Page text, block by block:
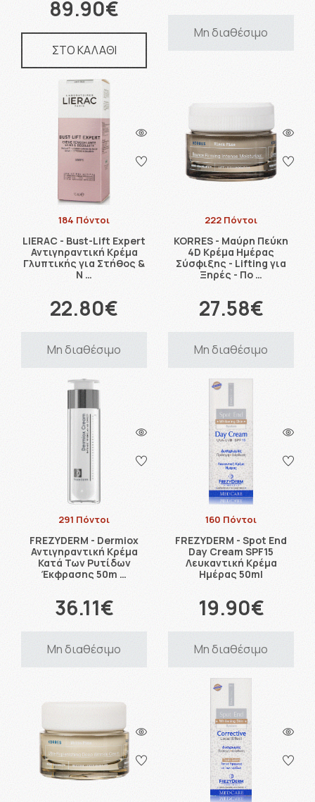
89.90€
ΣΤΟ ΚΑΛΑΘΙ
Μη διαθέσιμο
184 Πόντοι
LIERAC - Bust-Lift Expert
Αντιγηραντική Κρέμα
Γλυπτικής για Στήθος &
Ν …
22.80€
Μη διαθέσιμο
222 Πόντοι
KORRES - Μαύρη Πεύκη
4D Κρέμα Ημέρας
Σύσφιξης - Lifting για
Ξηρές - Πο …
27.58€
Μη διαθέσιμο
291 Πόντοι
FREZYDERM - Dermiox
Αντιγηραντική Κρέμα
Κατά Των Ρυτίδων
Έκφρασης 50m …
36.11€
Μη διαθέσιμο
160 Πόντοι
FREZYDERM - Spot End
Day Cream SPF15
Λευκαντική Κρέμα
Ημέρας 50ml
19.90€
Μη διαθέσιμο